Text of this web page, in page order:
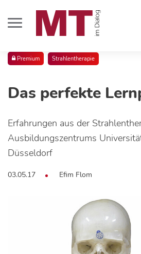
Premium Strahlentherapie
Das perfekte
Erfahrungen aus der
Ausbildungszentrums
Düsseldorf
03.05.17 Efim Flom